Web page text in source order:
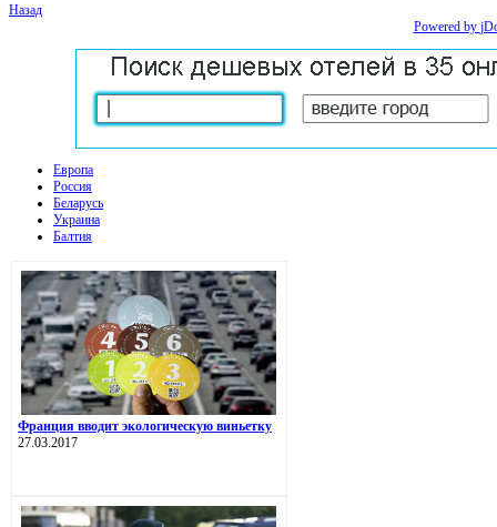
Назад
Powered by
Европа
Россия
Беларусь
Украина
Балтия
Франция вводит экологическую виньетку
27.03.2017